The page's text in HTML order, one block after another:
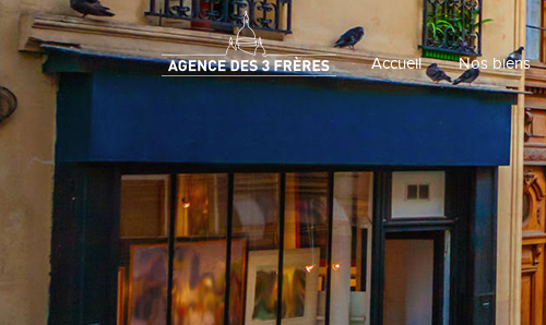
Accueil Nos biens